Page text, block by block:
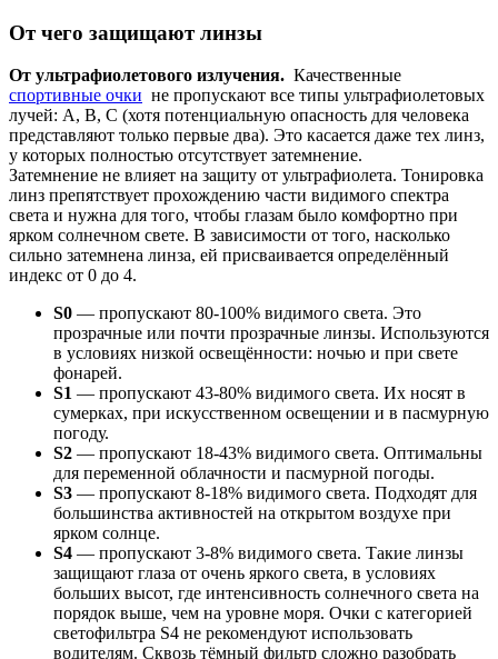
От чего защищают линзы
От ультрафиолетового излучения. Качественные
спортивные очки не пропускают все типы ультрафиолетовых
лучей: А, В, С (хотя потенциальную опасность для человека
представляют только первые два). Это касается даже тех линз,
у которых полностью отсутствует затемнение.
Затемнение не влияет на защиту от ультрафиолета. Тонировка
линз препятствует прохождению части видимого спектра
света и нужна для того, чтобы глазам было комфортно при
ярком солнечном свете. В зависимости от того, насколько
сильно затемнена линза, ей присваивается определённый
индекс от 0 до 4.
S0 — пропускают 80-100% видимого света. Это
прозрачные или почти прозрачные линзы. Используются
в условиях низкой освещённости: ночью и при свете
фонарей.
S1 — пропускают 43-80% видимого света. Их носят в
сумерках, при искусственном освещении и в пасмурную
погоду.
S2 — пропускают 18-43% видимого света. Оптимальны
для переменной облачности и пасмурной погоды.
S3 — пропускают 8-18% видимого света. Подходят для
большинства активностей на открытом воздухе при
ярком солнце.
S4 — пропускают 3-8% видимого света. Такие линзы
защищают глаза от очень яркого света, в условиях
больших высот, где интенсивность солнечного света на
порядок выше, чем на уровне моря. Очки с категорией
светофильтра S4 не рекомендуют использовать
водителям. Сквозь тёмный фильтр сложно разобрать